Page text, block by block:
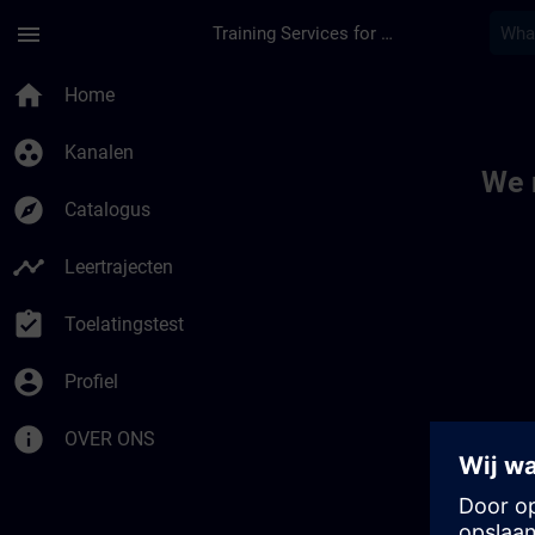
menu Training Services for Digital Industries
home Home
group_work Kanalen
explore Catalogus
timeline Leertrajecten
assignment_turned_in Toelatingstest
account_circle Profiel
info OVER ONS
We